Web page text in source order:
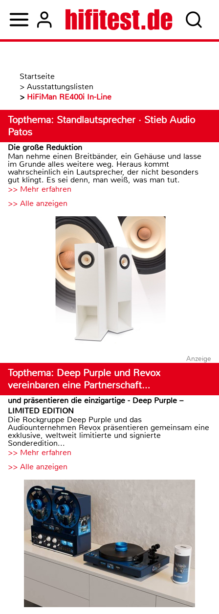
Startseite
> Ausstattungslisten
> HiFiMan RE400i In-Line
Topthema: Standlautsprecher · Stieb Audio
Patos
Die große Reduktion
Man nehme einen Breitbänder, ein Gehäuse und lasse
im Grunde alles weitere weg. Heraus kommt
wahrscheinlich ein Lautsprecher, der nicht besonders
gut klingt. Es sei denn, man weiß, was man tut.
>> Mehr erfahren
>> Alle anzeigen
Anzeige
Topthema: Deep Purple und Revox
vereinbaren eine Partnerschaft…
und präsentieren die einzigartige - Deep Purple –
LIMITED EDITION
Die Rockgruppe Deep Purple und das
Audiounternehmen Revox präsentieren gemeinsam eine
exklusive, weltweit limitierte und signierte
Sonderedition...
>> Mehr erfahren
>> Alle anzeigen